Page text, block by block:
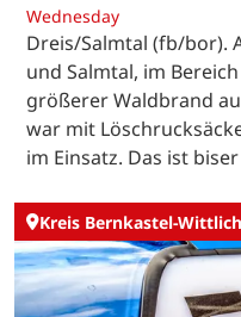
Wednesday
Dreis/Salmtal (fb/bor).
und Salmtal, im
größerer Waldbrand
war mit
im Einsatz. Das ist
Kreis Bernkastel-Wittlich